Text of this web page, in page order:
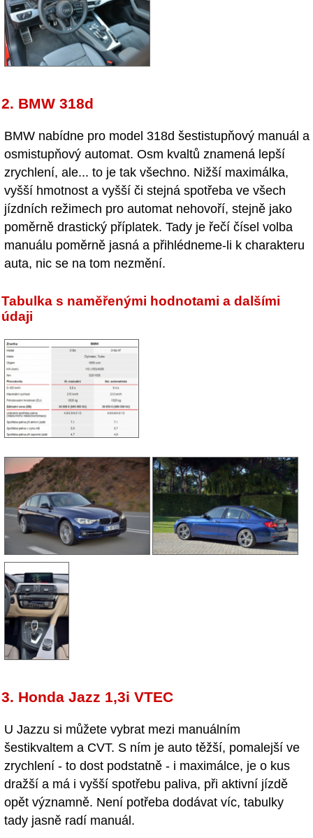
2. BMW 318d
BMW nabídne pro model 318d šestistupňový manuál a
osmistupňový automat. Osm kvaltů znamená lepší
zrychlení, ale... to je tak všechno. Nižší maximálka,
vyšší hmotnost a vyšší či stejná spotřeba ve všech
jízdních režimech pro automat nehovoří, stejně jako
poměrně drastický příplatek. Tady je řečí čísel volba
manuálu poměrně jasná a přihlédneme-li k charakteru
auta, nic se na tom nezmění.
Tabulka s naměřenými hodnotami a dalšími
údaji
3. Honda Jazz 1,3i VTEC
U Jazzu si můžete vybrat mezi manuálním
šestikvaltem a CVT. S ním je auto těžší, pomalejší ve
zrychlení - to dost podstatně - i maximálce, je o kus
dražší a má i vyšší spotřebu paliva, při aktivní jízdě
opět významně. Není potřeba dodávat víc, tabulky
tady jasně radí manuál.